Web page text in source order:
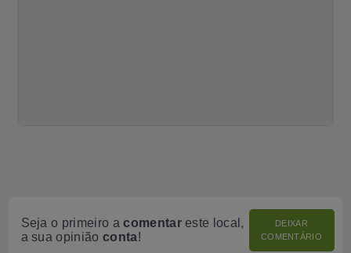
Seja o primeiro acomentareste local,
a sua opinião conta!
DEIXAR
COMENTÁRIO